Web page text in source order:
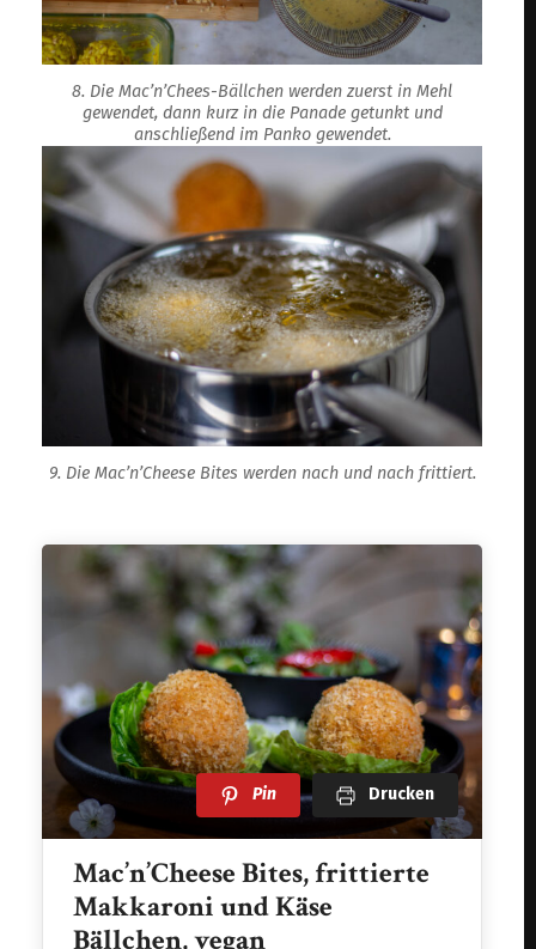
8. Die Mac’n’Chees-Bällchen werden zuerst in Mehl
gewendet, dann kurz in die Panade getunkt und
anschließend im Panko gewendet.
9. Die Mac’n’Cheese Bites werden nach und nach frittiert.
Pin Drucken
Mac’n’Cheese Bites, frittierte
Makkaroni und Käse
Bällchen, vegan